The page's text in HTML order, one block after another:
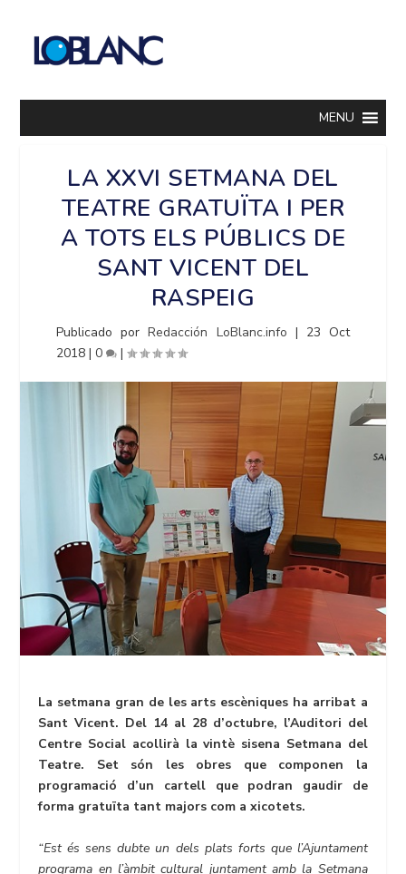
MENU
LA XXVI SETMANA DEL
TEATRE GRATUÏTA I PER
A TOTS ELS PÚBLICS DE
SANT VICENT DEL
RASPEIG
Publicado porRedacción LoBlanc.info | 23 Oct
2018 |0 |
La setmana gran de les arts escèniques ha arribat a
Sant Vicent. Del 14 al 28 d’octubre, l’Auditori del
Centre Social acollirà la vintè sisena Setmana del
Teatre. Set són les obres que componen la
programació d’un cartell que podran gaudir de
forma gratuïta tant majors com a xicotets.
“Est és sens dubte un dels plats forts que l’Ajuntament
programa en l’àmbit cultural juntament amb la Setmana